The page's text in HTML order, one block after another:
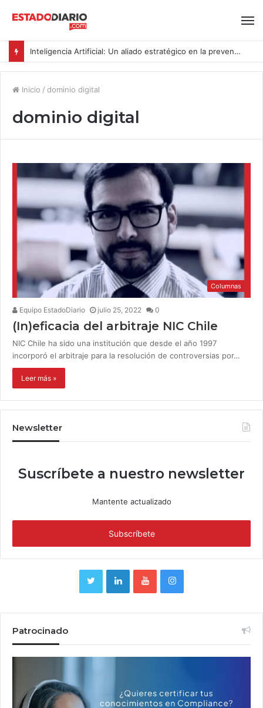
Inteligencia Artificial: Un aliado estratégico en la prevención del acoso y la violencia laboral bajo la Ley Karin
Inicio / dominio digital
dominio digital
Columnas
Equipo EstadoDiario julio 25, 2022 0
(In)eficacia del arbitraje NIC Chile
NIC Chile ha sido una institución que desde el año 1997
incorporó el arbitraje para la resolución de controversias por…
Leer más »
Newsletter
Suscríbete a nuestro newsletter
Mantente actualizado
Patrocinado